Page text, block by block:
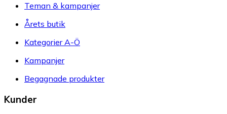
Teman & kampanjer
Årets butik
Kategorier A-Ö
Kampanjer
Begagnade produkter
Kunder